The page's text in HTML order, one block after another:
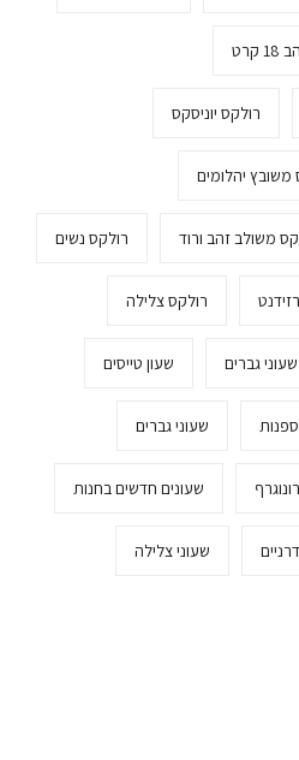
רולקס יוניסקס
משובץ יהלומים
משולב זהב ורוד רולקס נשים
רולקס צלילה
גברים שעון טייסים
שעוני גברים
שעונים חדשים בחנות
שעוני צלילה